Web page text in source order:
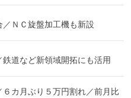
ＮＣ旋盤加工機も新設
道など新領域開拓にも活用
カ月ぶり５万円割れ／前月比